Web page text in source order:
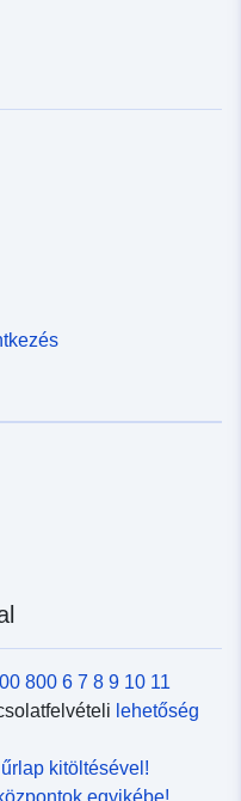
00 800 6 7 8 9 10 11
lehetőség
űrlap kitöltésével!